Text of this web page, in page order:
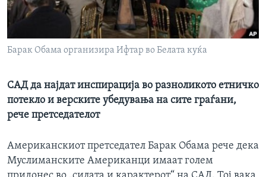
ИНТЕРВЈУА
Барак Обама организира Ифтар во Белата куќа
САД да најдат инспирација во разноликото етничко
потекло и верските убедувања на сите граѓани,
рече претседателот
Американскиот претседател Барак Обама рече дека
Муслиманските Американци имаат голем